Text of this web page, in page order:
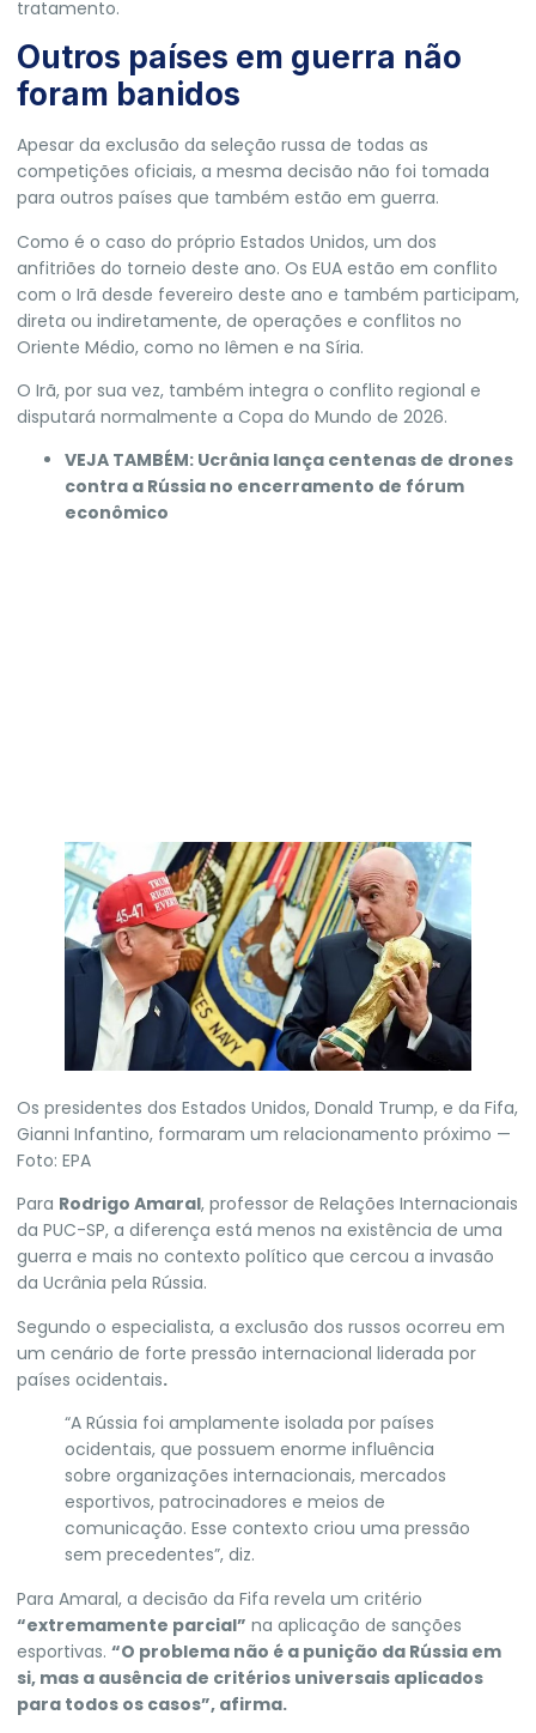
tratamento.
Outros países em guerra não
foram banidos
Apesar da exclusão da seleção russa de todas as
competições oficiais, a mesma decisão não foi tomada
para outros países que também estão em guerra.
Como é o caso do próprio Estados Unidos, um dos
anfitriões do torneio deste ano. Os EUA estão em conflito
com o Irã desde fevereiro deste ano e também participam,
direta ou indiretamente, de operações e conflitos no
Oriente Médio, como no Iêmen e na Síria.
O Irã, por sua vez, também integra o conflito regional e
disputará normalmente a Copa do Mundo de 2026.
VEJA TAMBÉM: Ucrânia lança centenas de drones
contra a Rússia no encerramento de fórum
econômico
Os presidentes dos Estados Unidos, Donald Trump, e da Fifa,
Gianni Infantino, formaram um relacionamento próximo —
Foto: EPA
Para Rodrigo Amaral, professor de Relações Internacionais
da PUC-SP, a diferença está menos na existência de uma
guerra e mais no contexto político que cercou a invasão
da Ucrânia pela Rússia.
Segundo o especialista, a exclusão dos russos ocorreu em
um cenário de forte pressão internacional liderada por
países ocidentais.
“A Rússia foi amplamente isolada por países
ocidentais, que possuem enorme influência
sobre organizações internacionais, mercados
esportivos, patrocinadores e meios de
comunicação. Esse contexto criou uma pressão
sem precedentes”, diz.
Para Amaral, a decisão da Fifa revela um critério
“extremamente parcial” na aplicação de sanções
esportivas. “O problema não é a punição da Rússia em
si, mas a ausência de critérios universais aplicados
para todos os casos”, afirma.